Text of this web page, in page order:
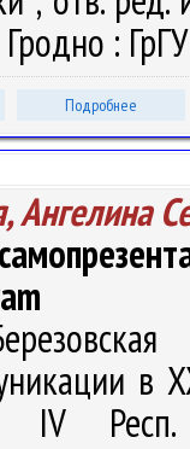
Гродно :
Подробнее
Ангелина
в
IV Респ.